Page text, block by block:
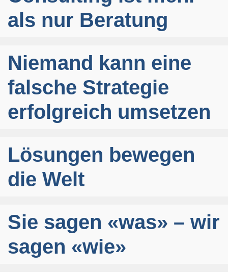
als nur Beratung
Niemand kann eine
falsche Strategie
erfolgreich umsetzen
Lösungen bewegen
die Welt
Sie sagen «was» – wir
sagen «wie»